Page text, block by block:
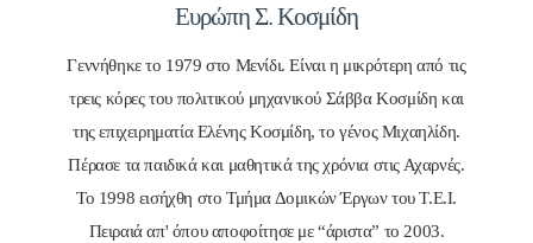
Ευρώπη Σ. Κοσμίδη
Γεννήθηκε το 1979 στο Μενίδι. Είναι η μικρότερη από τις
τρεις κόρες του πολιτικού μηχανικού Σάββα Κοσμίδη και
της επιχειρηματία Ελένης Κοσμίδη, το γένος Μιχαηλίδη.
Πέρασε τα παιδικά και μαθητικά της χρόνια στις Αχαρνές.
Το 1998 εισήχθη στο Τμήμα Δομικών Έργων του Τ.Ε.Ι.
Πειραιά απ' όπου αποφοίτησε με “άριστα” το 2003.